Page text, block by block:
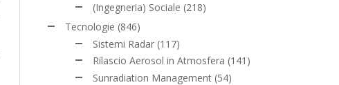
(Ingegneria) Sociale (218)
Tecnologie (846)
Sistemi Radar (117)
Rilascio Aerosol in Atmosfera (141)
Sunradiation Management (54)